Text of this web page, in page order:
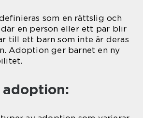
som en rättslig och
en person eller ett par blir
till ett barn som inte är deras
Adoption ger barnet en ny
adoption: